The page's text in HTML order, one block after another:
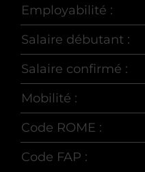
Employabilité :
Salaire débutant :
Salaire confirmé :
Mobilité :
Code ROME :
Code FAP :